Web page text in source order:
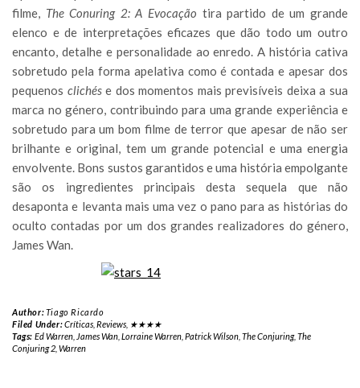
filme, The Conuring 2: A Evocação tira partido de um grande
elenco e de interpretações eficazes que dão todo um outro
encanto, detalhe e personalidade ao enredo. A história cativa
sobretudo pela forma apelativa como é contada e apesar dos
pequenos clichése dos momentos mais previsíveis deixa a sua
marca no género, contribuindo para uma grande experiência e
sobretudo para um bom filme de terror que apesar de não ser
brilhante e original, tem um grande potencial e uma energia
envolvente. Bons sustos garantidos e uma história empolgante
são os ingredientes principais desta sequela que não
desaponta e levanta mais uma vez o pano para as histórias do
oculto contadas por um dos grandes realizadores do género,
James Wan.
Author:Tiago Ricardo
Filed Under:Críticas, Reviews, ★★★★
Tags: Ed Warren, James Wan, Lorraine Warren, Patrick Wilson, The Conjuring, The
Conjuring 2 Warren